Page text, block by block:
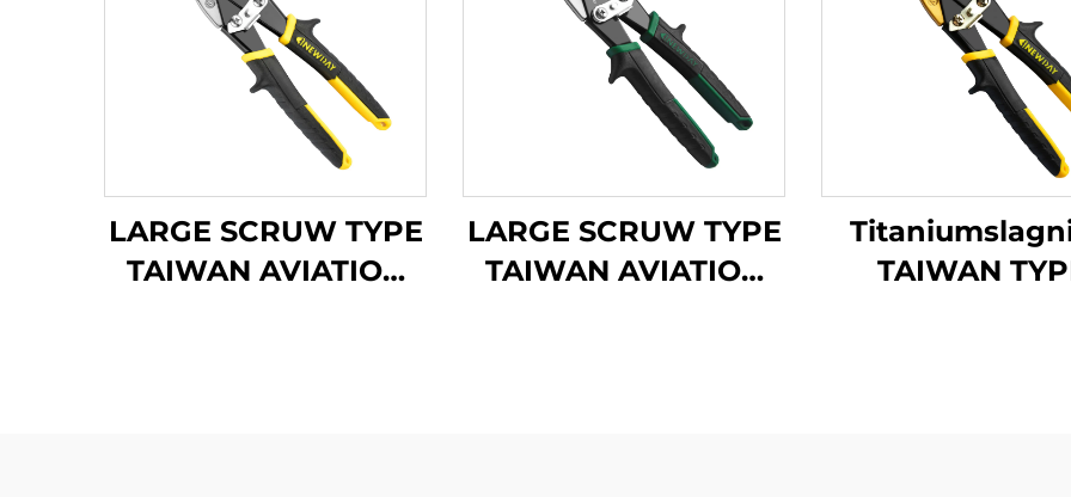
LARGE SCRUW TYPE
TAIWAN AVIATION
LARGE SCRUW TYPE
TAIWAN AVIATION
TAIWAN